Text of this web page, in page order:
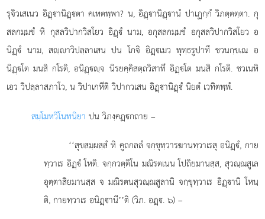
รุจิวเสเนว อิฏฺานิฏฺตา คเหตพฺพา? น, อิฏฺานิฏฺานํ ปาเฏกฺกํ วิภตฺตตฺตา. กุ
สลกมฺมชํ หิ กุสลวิปากวิสโยว อิฏฺํ นาม, อกุสลกมฺมชํ อกุสลวิปากวิสโยว อ
นิฏฺํ นาม, สฺาวิปลฺลาเสน ปน โกจิ อิฏฺเมว พุทฺธรูปาทึ ชวนกฺขเณ อ
นิฏฺโต มนสิ กโรติ, อนิฏฺฺจ นิรยคฺคิสตฺถวิสาทึ อิฏฺโต มนสิ กโรติ. ชวเนหิ
เอว วิปลฺลาสภาโว, น วิปาเกหีติ วิปากวเสน อิฏฺานิฏฺํ นิยตํ เวทิตพฺพํ.
สมฺโมหวิโนทนิยา ปน วิภงฺคฏฺกถาย –
‘‘สุขสมฺผสฺสํ หิ คูถกลลํ จกฺขุทฺวารฆานทฺวาเรสุ อนิฏฺํ, กาย
ทฺวาเร อิฏฺํ โหติ. จกฺกวตฺติโน มณิรตเนน โปถิยมานสฺส, สุวณฺณสูเล
อุตฺตาสิยมานสฺส จ มณิรตนสุวณฺณสูลานิ จกฺขุทฺวาเร อิฏฺานิ โหนฺ
ติ, กายทฺวาเร อนิฏฺานี’’ติ (วิภ. อฏฺ. ๖) –